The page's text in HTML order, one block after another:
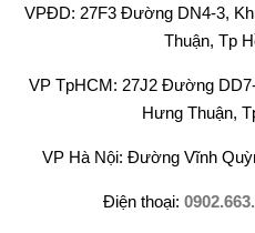
VPĐD: 27F3 Đường DN4-3,
Thuận, Tp
VP TpHCM: 27J2 Đường
Hưng Thuận,
VP Hà Nội: Đường Vĩnh
Điện thoại: